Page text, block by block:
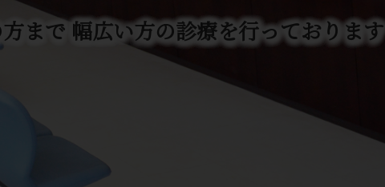
まで幅広い方の診療を行っております